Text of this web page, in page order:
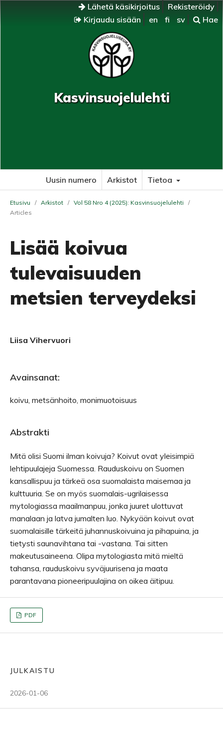
Lähetä käsikirjoitus
Rekisteröidy
Kirjaudu sisään
en fi sv Hae
Kasvinsuojelulehti
Uusin numero Arkistot Tietoa
Etusivu / Arkistot / Vol 58 Nro 4 (2025): Kasvinsuojelulehti
/
Articles
Lisää koivua
tulevaisuuden
metsien terveydeksi
Liisa Vihervuori
Avainsanat:
koivu, metsänhoito, monimuotoisuus
Abstrakti
Mitä olisi Suomi ilman koivuja? Koivut ovat yleisimpiä
lehtipuulajeja Suomessa. Rauduskoivu on Suomen
kansallispuu ja tärkeä osa suomalaista maisemaa ja
kulttuuria. Se on myös suomalais-ugrilaisessa
mytologiassa maailmanpuu, jonka juuret ulottuvat
manalaan ja latva jumalten luo. Nykyään koivut ovat
suomalaisille tärkeitä juhannuskoivuina ja pihapuina, ja
tietysti saunavihtana tai -vastana. Tai sitten
makeutusaineena. Olipa mytologiasta mitä mieltä
tahansa, rauduskoivu syväjuurisena ja maata
parantavana pioneeripuulajina on oikea äitipuu.
PDF
JULKAISTU
2026-01-06